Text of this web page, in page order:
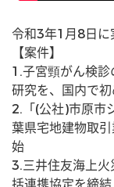
令和3年1月8日に
【案件】
1.子宮頸がん検
研究を、国内で
2.「(公社)市原市
葉県宅地建物取
始
3.三井住友海上